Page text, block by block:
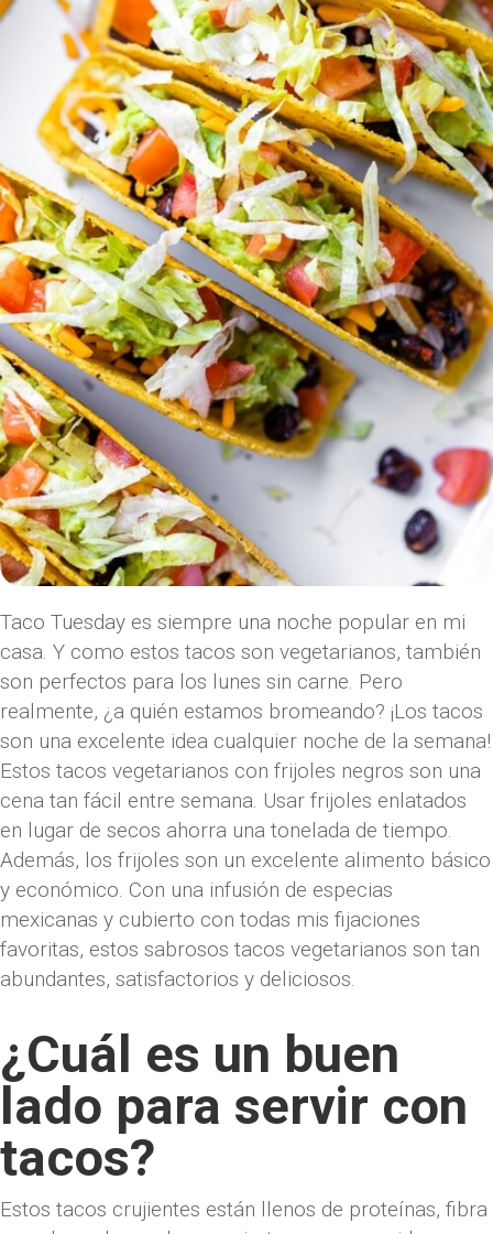
Taco Tuesday es siempre una noche popular en mi
casa. Y como estos tacos son vegetarianos, también
son perfectos para los lunes sin carne. Pero
realmente, ¿a quién estamos bromeando? ¡Los tacos
son una excelente idea cualquier noche de la semana!
Estos tacos vegetarianos con frijoles negros son una
cena tan fácil entre semana. Usar frijoles enlatados
en lugar de secos ahorra una tonelada de tiempo.
Además, los frijoles son un excelente alimento básico
y económico. Con una infusión de especias
mexicanas y cubierto con todas mis fijaciones
favoritas, estos sabrosos tacos vegetarianos son tan
abundantes, satisfactorios y deliciosos.
¿Cuál es un buen
lado para servir con
tacos?
Estos tacos crujientes están llenos de proteínas, fibra